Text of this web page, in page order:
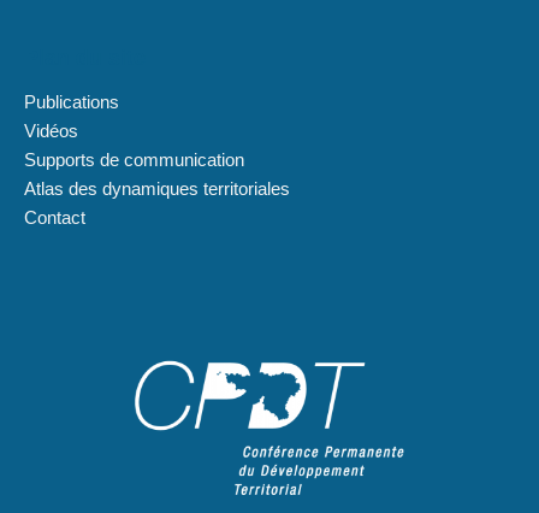
Publications
Vidéos
Supports de communication
Atlas des dynamiques territoriales
Contact